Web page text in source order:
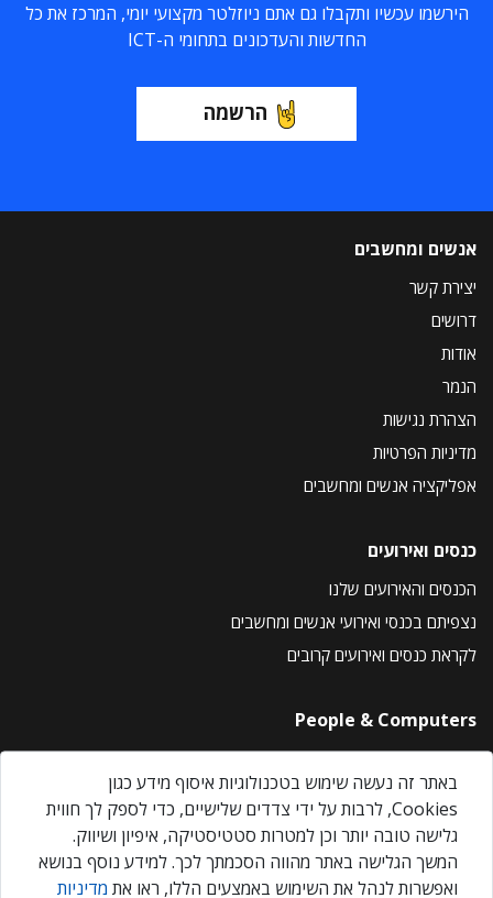
הירשמו עכשיו ותקבלו גם אתם ניוזלטר מקצועי יומי, המרכז את כל
החדשות והעדכונים בתחומי ה-ICT
הרשמה
אנשים ומחשבים
יצירת קשר
דרושים
אודות
הנמר
הצהרת נגישות
מדיניות הפרטיות
אפליקציה אנשים ומחשבים
כנסים ואירועים
הכנסים והאירועים שלנו
נצפיתם בכנסי ואירועי אנשים ומחשבים
לקראת כנסים ואירועים קרובים
People & Computers
About Us
Privacy Policy
Contact Us
Our Events
באתר זה נעשה שימוש בטכנולוגיות איסוף מידע כגון
Cookies, לרבות על ידי צדדים שלישיים, כדי לספק לך חווית
גלישה טובה יותר וכן למטרות סטטיסטיקה, איפיון ושיווק.
המשך הגלישה באתר מהווה הסכמתך לכך. למידע נוסף בנושא
ואפשרות לנהל את השימוש באמצעים הללו, ראו את מדיניות